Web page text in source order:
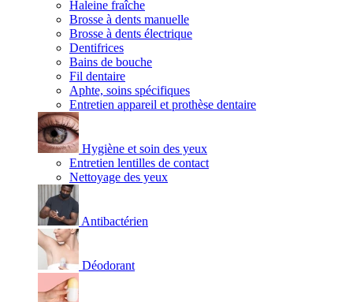
Haleine fraîche
Brosse à dents manuelle
Brosse à dents électrique
Dentifrices
Bains de bouche
Fil dentaire
Aphte, soins spécifiques
Entretien appareil et prothèse dentaire
Hygiène et soin des yeux
Entretien lentilles de contact
Nettoyage des yeux
Antibactérien
Déodorant